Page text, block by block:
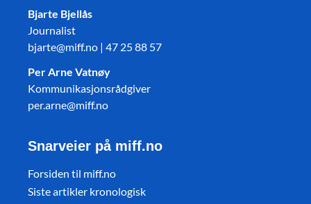
Bjarte Bjellås
Journalist
bjarte@miff.no | 47 25 88 57
Per Arne Vatnøy
Kommunikasjonsrådgiver
per.arne@miff.no
Snarveier på miff.no
Forsiden til miff.no
Siste artikler kronologisk